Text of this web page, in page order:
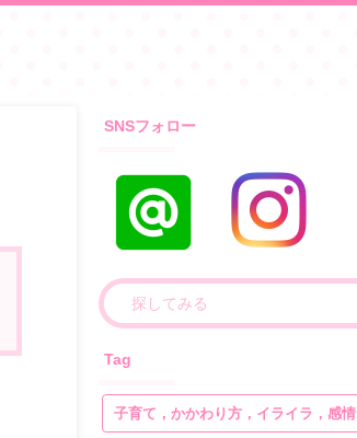
SNSフォロー
Tag
子育て，かかわり方，イライラ，感情